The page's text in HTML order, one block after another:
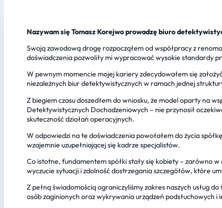
Nazywam się Tomasz Korejwo prowadzę biuro
Swoją zawodową drogę rozpocząłem od współpracy z
doświadczenia pozwoliły mi wypracować wysokie standardy
W pewnym momencie mojej kariery zdecydowałem się
niezależnych biur detektywistycznych w ramach jednej
Z biegiem czasu doszedłem do wniosku, że model oparty na
Detektywistycznych Dochodzeniowych – nie przynosił
skuteczność działań operacyjnych.
W odpowiedzi na te doświadczenia powołałem do życia
wzajemnie uzupełniającej się kadrze specjalistów.
Co istotne, fundamentem spółki stały się kobiety – zarówno
wyczucie sytuacji i zdolność dostrzegania szczegółów, które
Z pełną świadomością ograniczyliśmy zakres naszych usług
osób zaginionych oraz wykrywania urządzeń podsłuchowych i